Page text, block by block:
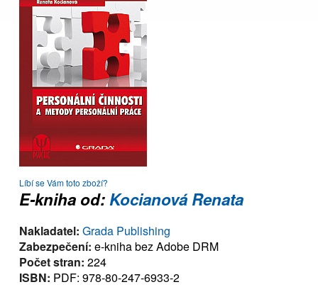
Líbí se Vám toto zboží?
E-kniha od:Kocianová Renata
Nakladatel: Grada Publishing
Zabezpečení: e-kniha bez Adobe DRM
Počet stran: 224
ISBN: PDF: 978-80-247-6933-2